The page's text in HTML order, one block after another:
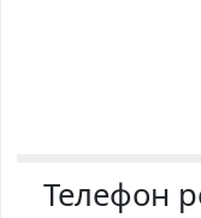
Телефон